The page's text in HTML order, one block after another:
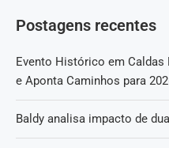
Postagens recentes
Evento Histórico em
e Aponta Caminhos para
Baldy analisa impacto de